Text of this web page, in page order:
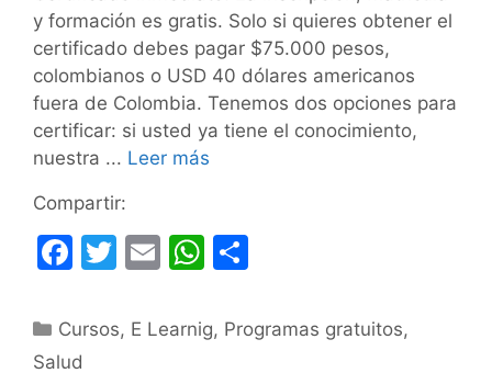
y formación es gratis. Solo si quieres obtener el
certificado debes pagar $75.000 pesos,
colombianos o USD 40 dólares americanos
fuera de Colombia. Tenemos dos opciones para
certificar: si usted ya tiene el conocimiento,
nuestra ... Leer más
Compartir:
F
c
e
T
itt
E
ai
W
at m
Categorías
Cursos, E Learnig, Programas gratuitos,
Salud